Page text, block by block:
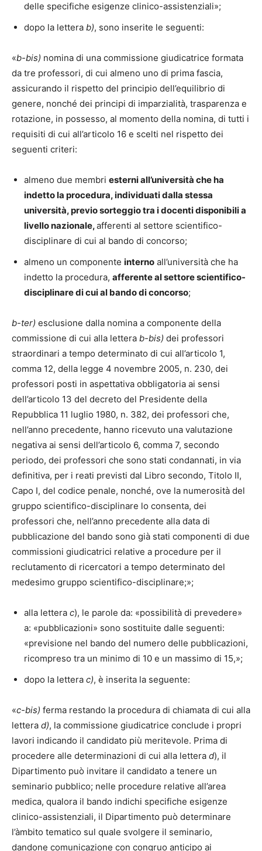
delle specifiche esigenze clinico-assistenziali»;
dopo la lettera b), sono inserite le seguenti:
«b-bis) nomina di una commissione giudicatrice formata
da tre professori, di cui almeno uno di prima fascia,
assicurando il rispetto del principio dell’equilibrio di
genere, nonché dei principi di imparzialità, trasparenza e
rotazione, in possesso, al momento della nomina, di tutti i
requisiti di cui all’articolo 16 e scelti nel rispetto dei
seguenti criteri:
almeno due membri esterni all’università che ha
indetto la procedura, individuati dalla stessa
università, previo sorteggio tra i docenti disponibili a
livello nazionale,afferenti al settore scientifico-
disciplinare di cui al bando di concorso;
almeno un componente interno all’università che ha
indetto la procedura, afferente al settore scientifico-
disciplinare di cui al bando di concorso;
b-ter) esclusione dalla nomina a componente della
commissione di cui alla lettera b-bis) dei professori
straordinari a tempo determinato di cui all’articolo 1,
comma 12, della legge 4 novembre 2005, n. 230, dei
professori posti in aspettativa obbligatoria ai sensi
dell’articolo 13 del decreto del Presidente della
Repubblica 11 luglio 1980, n. 382, dei professori che,
nell’anno precedente, hanno ricevuto una valutazione
negativa ai sensi dell’articolo 6, comma 7, secondo
periodo, dei professori che sono stati condannati, in via
definitiva, per i reati previsti dal Libro secondo, Titolo II,
Capo I, del codice penale, nonché, ove la numerosità del
gruppo scientifico-disciplinare lo consenta, dei
professori che, nell’anno precedente alla data di
pubblicazione del bando sono già stati componenti di due
commissioni giudicatrici relative a procedure per il
reclutamento di ricercatori a tempo determinato del
medesimo gruppo scientifico-disciplinare;»;
alla lettera c), le parole da: «possibilità di prevedere»
a: «pubblicazioni» sono sostituite dalle seguenti:
«previsione nel bando del numero delle pubblicazioni,
ricompreso tra un minimo di 10 e un massimo di 15,»;
dopo la lettera c), è inserita la seguente:
«c-bis) ferma restando la procedura di chiamata di cui alla
lettera d), la commissione giudicatrice conclude i propri
lavori indicando il candidato più meritevole. Prima di
procedere alle determinazioni di cui alla lettera d), il
Dipartimento può invitare il candidato a tenere un
seminario pubblico; nelle procedure relative all’area
medica, qualora il bando indichi specifiche esigenze
clinico-assistenziali, il Dipartimento può determinare
l’àmbito tematico sul quale svolgere il seminario,
dandone comunicazione con congruo anticipo ai